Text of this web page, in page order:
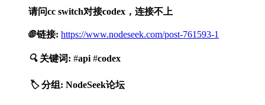
请问cc switch对接codex，连接不上
🌐 链接: https://www.nodeseek.com/post-761593-1
🔍 关键词: #api #codex
🏷️ 分组: NodeSeek论坛